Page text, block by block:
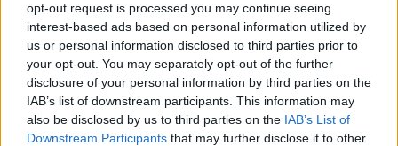
opt-out request is processed you may continue seeing
interest-based ads based on personal information utilized by
us or personal information disclosed to third parties prior to
your opt-out. You may separately opt-out of the further
disclosure of your personal information by third parties on the
IAB’s list of downstream participants. This information may
also be disclosed by us to third parties on the IAB’s List of
Downstream Participants that may further disclose it to other